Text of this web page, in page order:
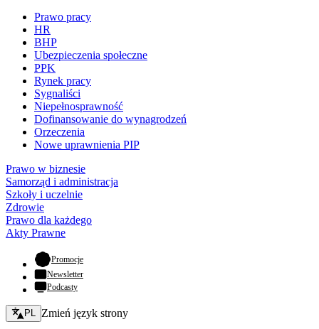
Prawo pracy
HR
BHP
Ubezpieczenia społeczne
PPK
Rynek pracy
Sygnaliści
Niepełnosprawność
Dofinansowanie do wynagrodzeń
Orzeczenia
Nowe uprawnienia PIP
Prawo w biznesie
Samorząd i administracja
Szkoły i uczelnie
Zdrowie
Prawo dla każdego
Akty Prawne
Promocje- otwiera się w nowej karcie
Newsletter
Podcasty
Zmień język - bieżący:
PL Zmień język strony